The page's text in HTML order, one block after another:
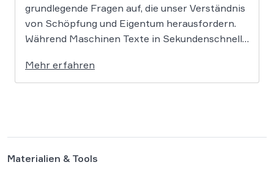
grundlegende Fragen auf, die unser Verständnis
von Schöpfung und Eigentum herausfordern.
Während Maschinen Texte in Sekundenschnelle
die Antwort, ob und wie diese Werke geschützt
sind: Ein Problem, das längst nicht nur Juristen,
Mehr erfahren
Materialien & Tools